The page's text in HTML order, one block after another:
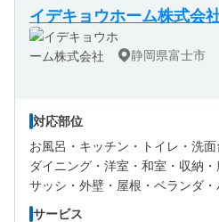
イデキョウホーム株式会
静岡県富士市
対応部位
お風呂・ キッチン・ トイレ・ 洗面
ダイニング・ 洋室・ 和室・ 収納・
サッシ・ 外壁・ 屋根・ ベランダ
サービス